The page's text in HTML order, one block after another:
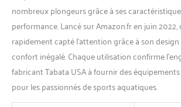
s'adapte
l'objectif. Il est
léger et
confortable. Livré
étui à masque
de
nombreux plongeurs grâce à ses
performance. Lancé sur Amazon.fr en juin 2022,
rapidement capté l’attention grâce à son
confort inégalé. Chaque utilisation confirme
fabricant Tabata USA à fournir des
pour les passionnés de sports aquatiques.